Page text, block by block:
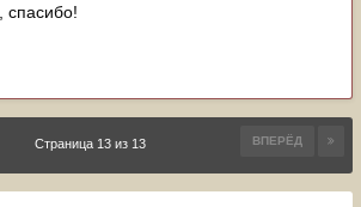
спасибо!
ВПЕРЁД
Страница 13 из 13